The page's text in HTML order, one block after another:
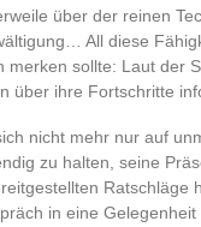
über der reinen
All diese
merken sollte: Laut der
über ihre Fortschritte
nicht mehr nur auf
zu halten, seine
Ratschläge
in eine